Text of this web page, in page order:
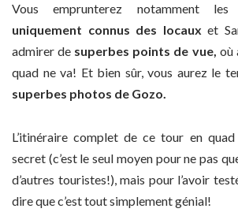
Vous emprunterez notamment les
uniquement connus des locaux et
admirer de superbes points de vue, où
quad ne va! Et bien sûr, vous aurez le
superbes photos de Gozo.
L’itinéraire complet de ce tour en
secret (c’est le seul moyen pour ne pas
d’autres touristes!), mais pour l’avoir
dire que c’est tout simplement génial!